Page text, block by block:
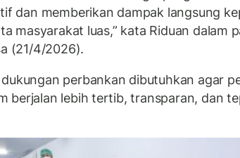
dan memberikan dampak langsung
masyarakat luas,” kata Riduan dalam
(21/4/2026).
perbankan dibutuhkan agar
berjalan lebih tertib, transparan, dan